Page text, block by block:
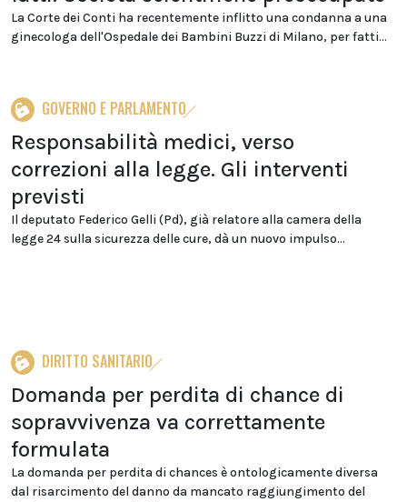
La Corte dei Conti ha recentemente inflitto una condanna a una
ginecologa dell'Ospedale dei Bambini Buzzi di Milano, per fatti...
GOVERNO E PARLAMENTO
Responsabilità medici, verso
correzioni alla legge. Gli interventi
previsti
Il deputato Federico Gelli (Pd), già relatore alla camera della
legge 24 sulla sicurezza delle cure, dà un nuovo impulso...
DIRITTO SANITARIO
Domanda per perdita di chance di
sopravvivenza va correttamente
formulata
La domanda per perdita di chances è ontologicamente diversa
dal risarcimento del danno da mancato raggiungimento del